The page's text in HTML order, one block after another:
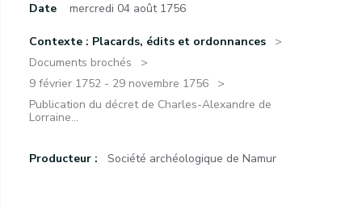
Date mercredi 04 août 1756
Contexte : Placards, édits et ordonnances
Documents brochés
9 février 1752 - 29 novembre 1756
Publication du décret de Charles-Alexandre de
Lorraine...
Producteur : Société archéologique de Namur